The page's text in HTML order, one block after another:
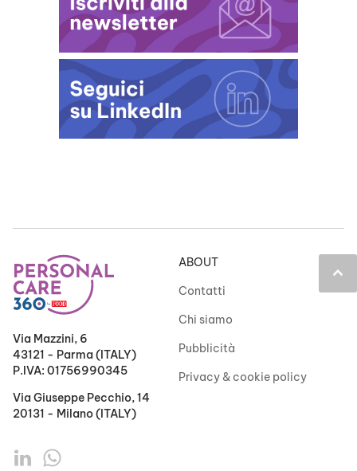
keyboard_arrow_up
Via Mazzini, 6
43121 - Parma (ITALY)
P.IVA: 01756990345
Via Giuseppe Pecchio, 14
20131 - Milano (ITALY)
ABOUT
Contatti
Chi siamo
Pubblicità
Privacy & cookie policy